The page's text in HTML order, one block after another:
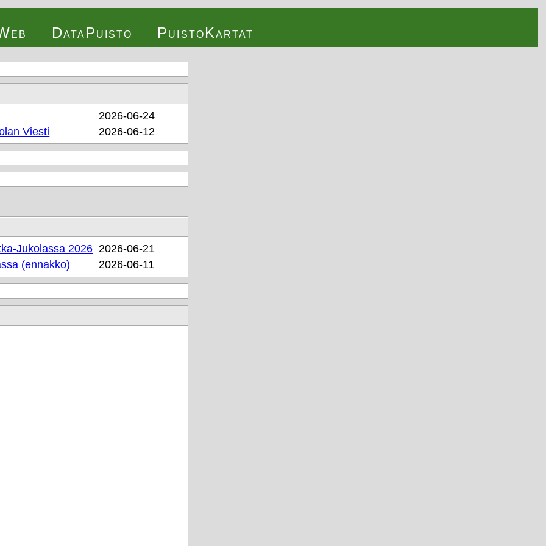
DataPuisto PuistoKartat
2026-06-24
Viesti 2026-06-12
Jukolassa 2026 2026-06-21
(ennakko) 2026-06-11